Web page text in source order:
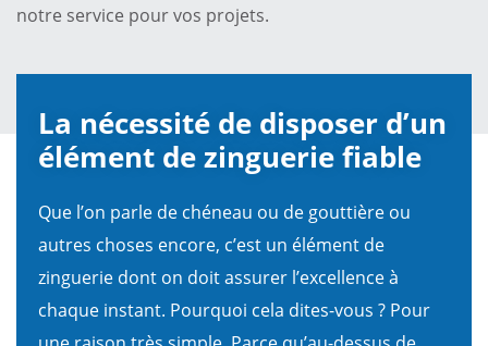
notre service pour vos projets.
La nécessité de disposer d’un
élément de zinguerie fiable
Que l’on parle de chéneau ou de gouttière ou
autres choses encore, c’est un élément de
zinguerie dont on doit assurer l’excellence à
chaque instant. Pourquoi cela dites-vous ? Pour